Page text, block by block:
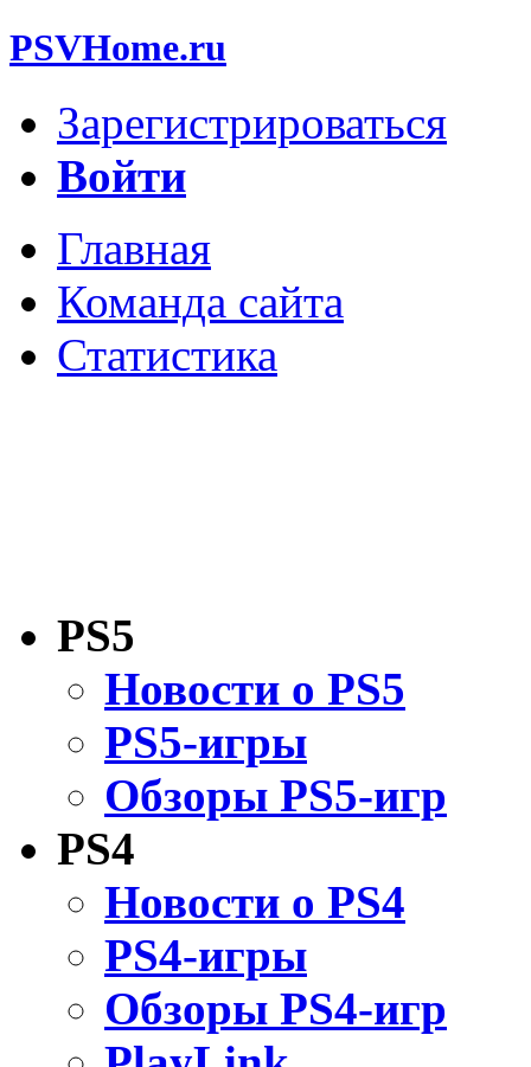
PSVHome.ru
Зарегистрироваться
Войти
Главная
Команда сайта
Статистика
PS5
Новости о PS5
PS5-игры
Обзоры PS5-игр
PS4
Новости о PS4
PS4-игры
Обзоры PS4-игр